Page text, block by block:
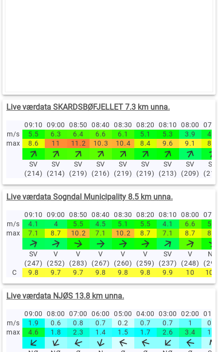
Live værdata SKARDSBØFJELLET 7.3 km unna.
09:10 09:00 08:50 08:40 08:30 08:20 08:10 08:00
m/s
5.5 6.3 6.4 6.6 6.1 5.1 5.3 3.9
4.8
max
8.6 11 11.2 10.3 10.4 8.4 9.6 9.1 8.6
SV
(214)
SV
(214)
SV
(219)
SV
(216)
SV
(219)
SV
(219)
SV
(213)
SV
(209)
SV
Live værdata Sogndal Municipality 8.5 km unna.
09:10 09:00 08:50 08:40 08:30 08:20 08:10 08:00
m/s
4.1 4 5.5 4.5 5.1 5.5 4.1 6.6
5.5
max
7.1 8.7 10.2 7.1 10.2 8.7 7.1 8.7 8.2
SV
(247)
V
(252)
V
(283)
V
(267)
V
(260)
V
(259)
SV
(237)
V
(248)
NV
C
9.8 9.7 9.7 9.8 9.8 9.8 9.9 10
Live værdata NJØS 13.8 km unna.
09:00 08:00 07:00 06:00 05:00 04:00 03:00 02:00
m/s
1.9 0.6 0.8 0.7 0.2 0.7 0.7 1
0.4
max
4.6 1.8 2.3 1.4 1.5 1.7 2.6 3.4 1.2